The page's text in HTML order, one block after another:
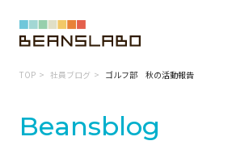
TOP 社員ブログ ゴルフ部 秋の活動報告
Beansblog